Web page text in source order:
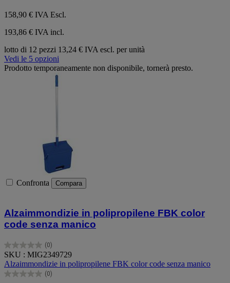
158,90 € IVA Escl.
193,86 € IVA incl.
lotto di 12 pezzi 13,24 € IVA escl. per unità
Vedi le 5 opzioni
Prodotto temporaneamente non disponibile, tornerà presto.
Confronta Compara
Alzaimmondizie in polipropilene FBK color
code senza manico
(0)
0.0
su
5
stelle.
SKU : MIG2349729
Alzaimmondizie in polipropilene FBK color code senza manico
(0)
0.0